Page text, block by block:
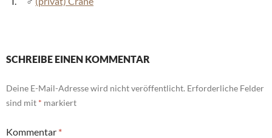
SCHREIBE EINEN KOMMENTAR
Deine E-Mail-Adresse wird nicht veröffentlicht. Erforderliche Felder
sind mit * markiert
Kommentar *